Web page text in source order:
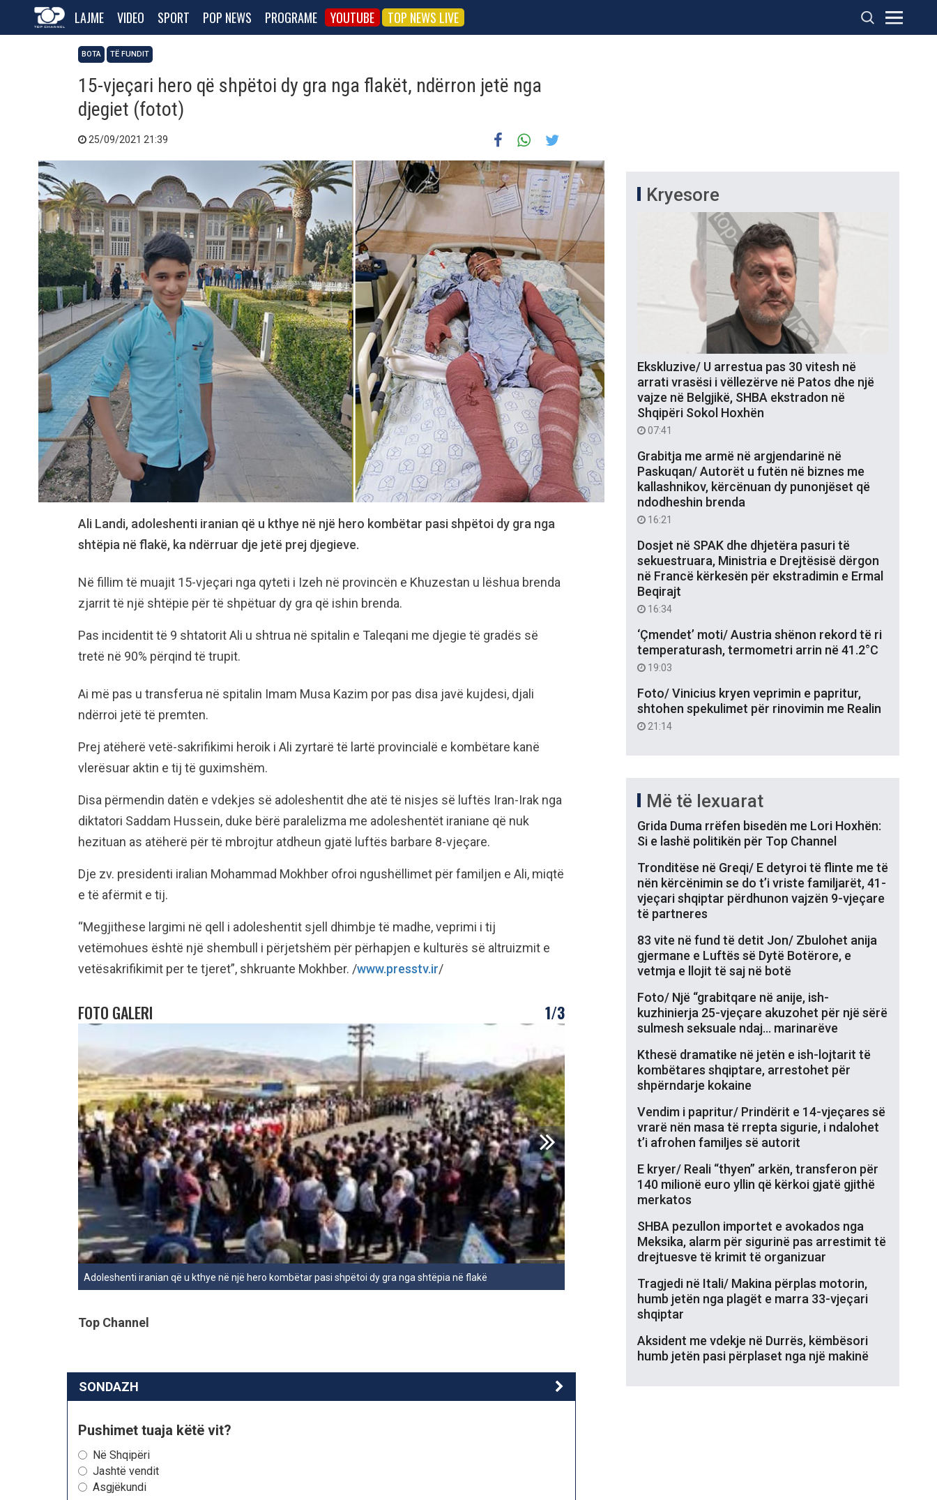
LAJME VIDEO SPORT POP NEWS PROGRAME YOUTUBE TOP NEWS LIVE
BOTA TË FUNDIT
15-vjeçari hero që shpëtoi dy gra nga flakët, ndërron jetë nga
djegiet (fotot)
25/09/2021 21:39
Ali Landi, adoleshenti iranian që u kthye në një hero kombëtar pasi shpëtoi dy gra nga
shtëpia në flakë, ka ndërruar dje jetë prej djegieve.
Në fillim të muajit 15-vjeçari nga qyteti i Izeh në provincën e Khuzestan u lëshua brenda
zjarrit të një shtëpie për të shpëtuar dy gra që ishin brenda.
Pas incidentit të 9 shtatorit Ali u shtrua në spitalin e Taleqani me djegie të gradës së
tretë në 90% përqind të trupit.
Ai më pas u transferua në spitalin Imam Musa Kazim por pas disa javë kujdesi, djali
ndërroi jetë të premten.
Prej atëherë vetë-sakrifikimi heroik i Ali zyrtarë të lartë provincialë e kombëtare kanë
vlerësuar aktin e tij të guximshëm.
Disa përmendin datën e vdekjes së adoleshentit dhe atë të nisjes së luftës Iran-Irak nga
diktatori Saddam Hussein, duke bërë paralelizma me adoleshentët iraniane që nuk
hezituan as atëherë për të mbrojtur atdheun gjatë luftës barbare 8-vjeçare.
Dje zv. presidenti iralian Mohammad Mokhber ofroi ngushëllimet për familjen e Ali, miqtë
e të afërmit e tij.
“Megjithese largimi në qell i adoleshentit sjell dhimbje të madhe, veprimi i tij
vetëmohues është një shembull i përjetshëm për përhapjen e kulturës së altruizmit e
vetësakrifikimit per te tjeret”, shkruante Mokhber. /www.presstv.ir/
FOTO GALERI 1/3
Adoleshenti iranian që u kthye në një hero kombëtar pasi shpëtoi dy gra nga shtëpia në flakë
Top Channel
SONDAZH
Pushimet tuaja këtë vit?
Në Shqipëri
Jashtë vendit
Asgjëkundi
Kryesore
Ekskluzive/ U arrestua pas 30 vitesh në
arrati vrasësi i vëllezërve në Patos dhe një
vajze në Belgjikë, SHBA ekstradon në
Shqipëri Sokol Hoxhën
07:41
Grabitja me armë në argjendarinë në
Paskuqan/ Autorët u futën në biznes me
kallashnikov, kërcënuan dy punonjëset që
ndodheshin brenda
16:21
Dosjet në SPAK dhe dhjetëra pasuri të
sekuestruara, Ministria e Drejtësisë dërgon
në Francë kërkesën për ekstradimin e Ermal
Beqirajt
16:34
‘Çmendet’ moti/ Austria shënon rekord të ri
temperaturash, termometri arrin në 41.2°C
19:03
Foto/ Vinicius kryen veprimin e papritur,
shtohen spekulimet për rinovimin me Realin
21:14
Më të lexuarat
Grida Duma rrëfen bisedën me Lori Hoxhën:
Si e lashë politikën për Top Channel
Tronditëse në Greqi/ E detyroi të flinte me të
nën kërcënimin se do t’i vriste familjarët, 41-
vjeçari shqiptar përdhunon vajzën 9-vjeçare
të partneres
83 vite në fund të detit Jon/ Zbulohet anija
gjermane e Luftës së Dytë Botërore, e
vetmja e llojit të saj në botë
Foto/ Një “grabitqare në anije, ish-
kuzhinierja 25-vjeçare akuzohet për një sërë
sulmesh seksuale ndaj… marinarëve
Kthesë dramatike në jetën e ish-lojtarit të
kombëtares shqiptare, arrestohet për
shpërndarje kokaine
Vendim i papritur/ Prindërit e 14-vjeçares së
vrarë nën masa të rrepta sigurie, i ndalohet
t’i afrohen familjes së autorit
E kryer/ Reali “thyen” arkën, transferon për
140 milionë euro yllin që kërkoi gjatë gjithë
merkatos
SHBA pezullon importet e avokados nga
Meksika, alarm për sigurinë pas arrestimit të
drejtuesve të krimit të organizuar
Tragjedi në Itali/ Makina përplas motorin,
humb jetën nga plagët e marra 33-vjeçari
shqiptar
Aksident me vdekje në Durrës, këmbësori
humb jetën pasi përplaset nga një makinë